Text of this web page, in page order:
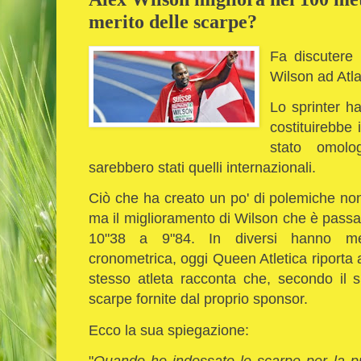
merito delle scarpe?
Fa discutere
Wilson ad
Lo sprinter
costituirebbe
stato
sarebbero stati quelli internazionali.
Ciò che ha creato un po' di polemiche
ma il miglioramento di Wilson che è
10"38 a 9"84. In diversi hanno
cronometrica, oggi Queen Atletica
stesso atleta racconta che, secondo il
scarpe fornite dal proprio sponsor.
Ecco la sua spiegazione: